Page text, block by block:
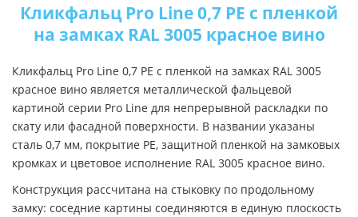
Кликфальц Pro Line 0,7 PE с пленкой
на замках RAL 3005 красное вино
Кликфальц Pro Line 0,7 PE с пленкой на замках RAL 3005
красное вино является металлической фальцевой
картиной серии Pro Line для непрерывной раскладки по
скату или фасадной поверхности. В названии указаны
сталь 0,7 мм, покрытие PE, защитной пленкой на замковых
кромках и цветовое исполнение RAL 3005 красное вино.
Конструкция рассчитана на стыковку по продольному
замку: соседние картины соединяются в единую плоскость